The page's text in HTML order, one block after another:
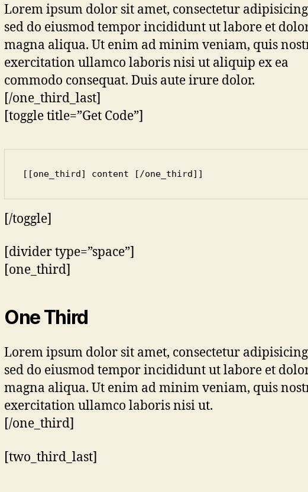
Lorem ipsum dolor sit amet, consectetur
sed do eiusmod tempor incididunt ut labore et
magna aliqua. Ut enim ad minim veniam, quis
exercitation ullamco laboris nisi ut aliquip ex ea
commodo consequat. Duis aute irure dolor.
[/one_third_last]
[toggle title=”Get Code”]
[/toggle]
[divider type=”space”]
[one_third]
One Third
Lorem ipsum dolor sit amet, consectetur
sed do eiusmod tempor incididunt ut labore et
magna aliqua. Ut enim ad minim veniam, quis
exercitation ullamco laboris nisi ut.
[/one_third]
[two_third_last]